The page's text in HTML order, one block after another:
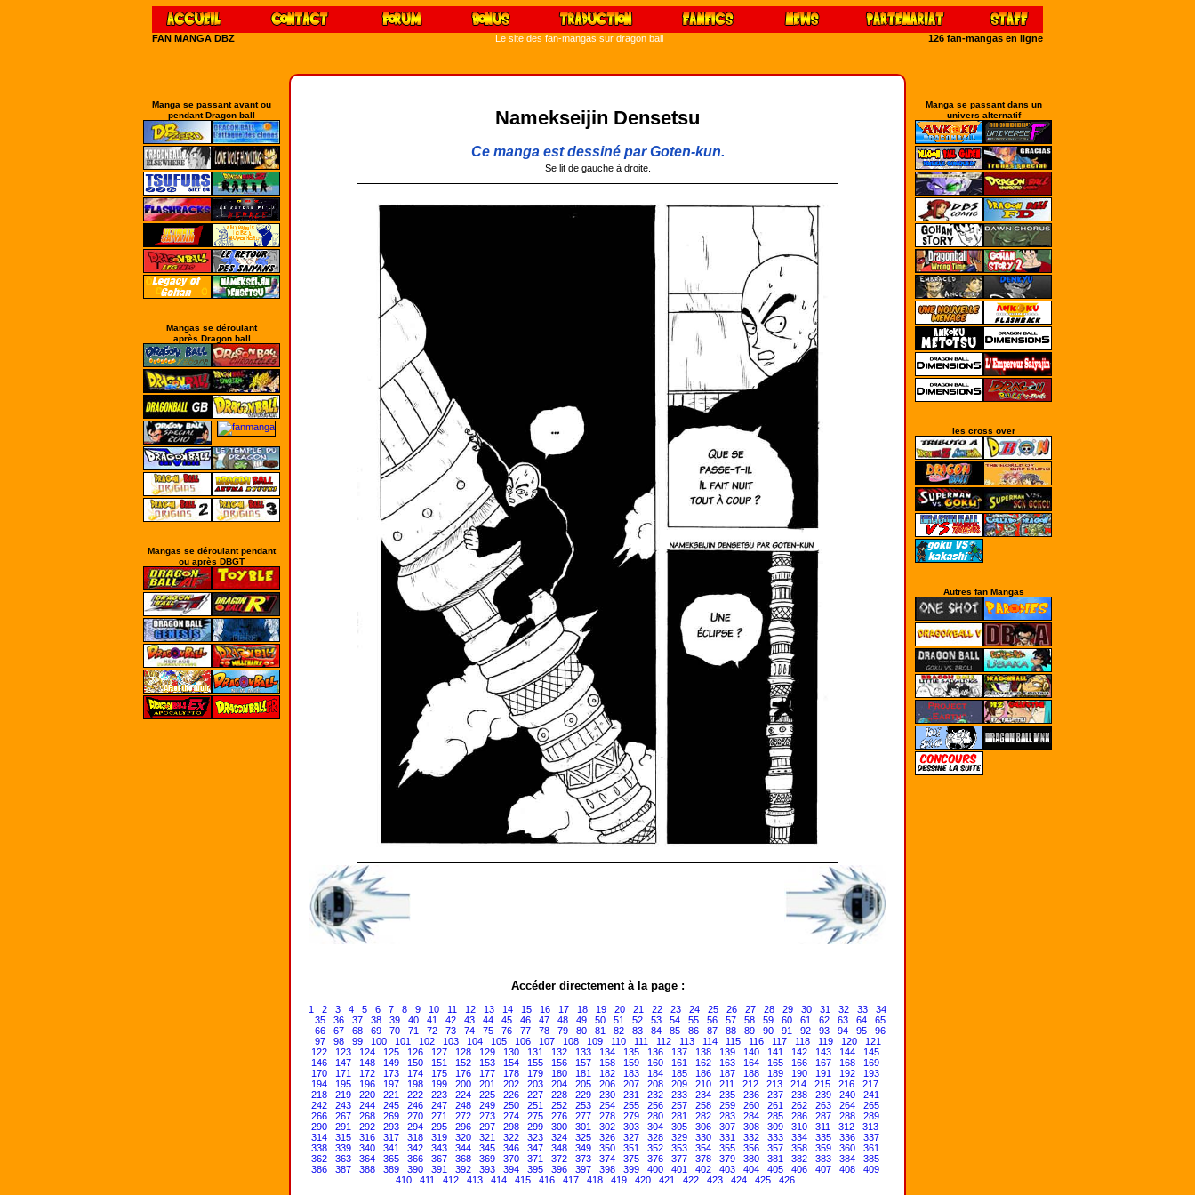
FAN MANGA DBZ Le site des fan-mangas sur dragon ball 126 fan-mangas en ligne
Manga se passant dans un
univers alternatif
les cross over
Autres fan Mangas
Manga se passant avant ou
pendant Dragon ball
Mangas se déroulant
après Dragon ball
Mangas se déroulant pendant
ou après DBGT
Namekseijin Densetsu
Ce manga est dessiné par Goten-kun.
Se lit de gauche à droite.
Accéder directement à la page :
1 2 3 4 5 6 7 8 9 10 11 12 13 14 15 16 17 18 19 20 21 22 23 24 25 26 27 28 29 30 31 32 33
34
35
36 37 38 39 40 41 42 43 44 45 46 47 48 49 50 51 52 53 54 55 56 57 58 59 60 61 62 63 64
65
66
67 68 69 70 71 72 73 74 75 76 77 78 79 80 81 82 83 84 85 86 87 88 89 90 91 92 93 94 95
96
97
98 99 100 101 102 103 104 105 106 107 108 109 110 111 112 113 114 115 116 117 118 119 120
121
122
123 124 125 126 127 128 129 130 131 132 133 134 135 136 137 138 139 140 141 142 143 144
145
146
147 148 149 150 151 152 153 154 155 156 157 158 159 160 161 162 163 164 165 166 167 168
169
170
171 172 173 174 175 176 177 178 179 180 181 182 183 184 185 186 187 188 189 190 191 192
193
194
195 196 197 198 199 200 201 202 203 204 205 206 207 208 209 210 211 212 213 214 215 216
217
218
219 220 221 222 223 224 225 226 227 228 229 230 231 232 233 234 235 236 237 238 239 240
241
242
243 244 245 246 247 248 249 250 251 252 253 254 255 256 257 258 259 260 261 262 263 264
265
266
267 268 269 270 271 272 273 274 275 276 277 278 279 280 281 282 283 284 285 286 287 288
289
290
291 292 293 294 295 296 297 298 299 300 301 302 303 304 305 306 307 308 309 310 311 312
313
314
315 316 317 318 319 320 321 322 323 324 325 326 327 328 329 330 331 332 333 334 335 336
337
338
339 340 341 342 343 344 345 346 347 348 349 350 351 352 353 354 355 356 357 358 359 360
361
362
363 364 365 366 367 368 369 370 371 372 373 374 375 376 377 378 379 380 381 382 383 384
385
386
387 388 389 390 391 392 393 394 395 396 397 398 399 400 401 402 403 404 405 406 407 408
409
410
411 412 413 414 415 416 417 418 419 420 421 422 423 424 425 426